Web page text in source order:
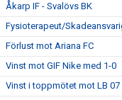
Åkarp IF - Svalövs BK
Fysioterapeut/
Förlust mot Ariana FC
Vinst mot GIF Nike med 1-0
Vinst i toppmötet mot LB 07